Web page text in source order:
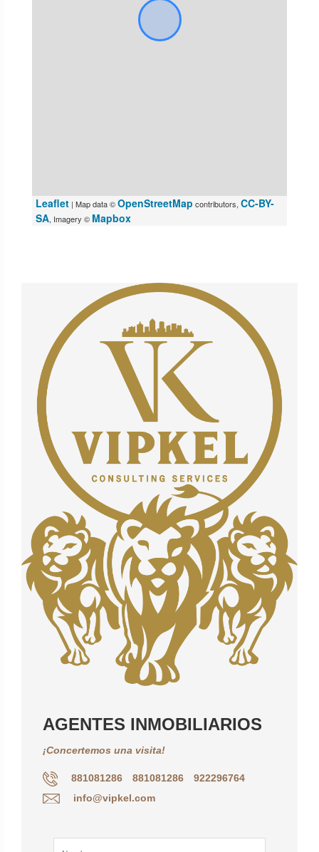
Leaflet | Map data ©OpenStreetMap contributors, CC-BY-
SA, Imagery © Mapbox
AGENTES INMOBILIARIOS
¡Concertemos una visita!
881081286 881081286
922296764
info@vipkel.com